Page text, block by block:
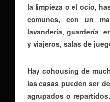
la limpieza o el ocio,
comunes, con un
lavandería, guardería,
y viajeros, salas de
Hay cohousing de
las casas pueden ser
agrupados o